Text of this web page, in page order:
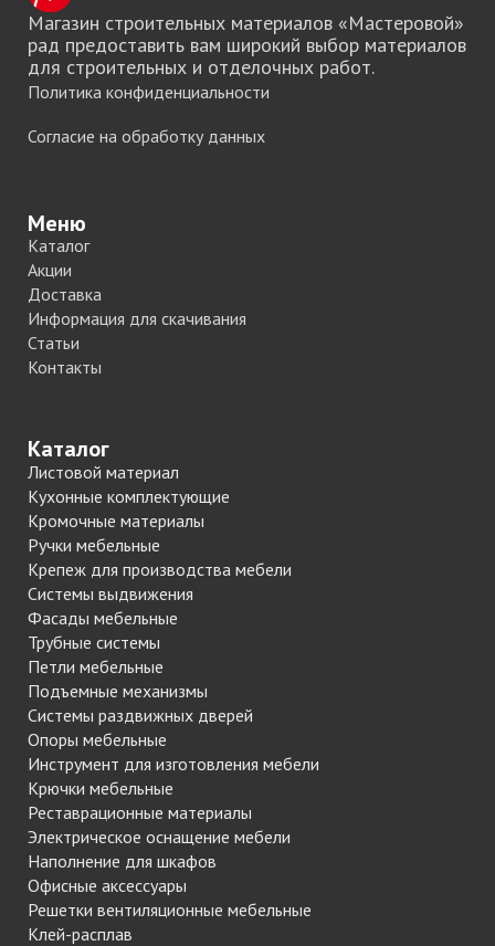
Магазин строительных материалов «Мастеровой»
рад предоставить вам широкий выбор материалов
для строительных и отделочных работ.
Политика конфиденциальности
Согласие на обработку данных
Меню
Каталог
Акции
Доставка
Информация для скачивания
Статьи
Контакты
Каталог
Листовой материал
Кухонные комплектующие
Кромочные материалы
Ручки мебельные
Крепеж для производства мебели
Системы выдвижения
Фасады мебельные
Трубные системы
Петли мебельные
Подъемные механизмы
Системы раздвижных дверей
Опоры мебельные
Инструмент для изготовления мебели
Крючки мебельные
Реставрационные материалы
Электрическое оснащение мебели
Наполнение для шкафов
Офисные аксессуары
Решетки вентиляционные мебельные
Клей-расплав